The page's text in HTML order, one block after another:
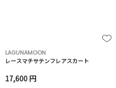
LAGUNAMOON
レースマチサテンフレアスカート
17,600 円